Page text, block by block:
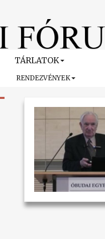
TÁRLATOK
RENDEZVÉNYEK